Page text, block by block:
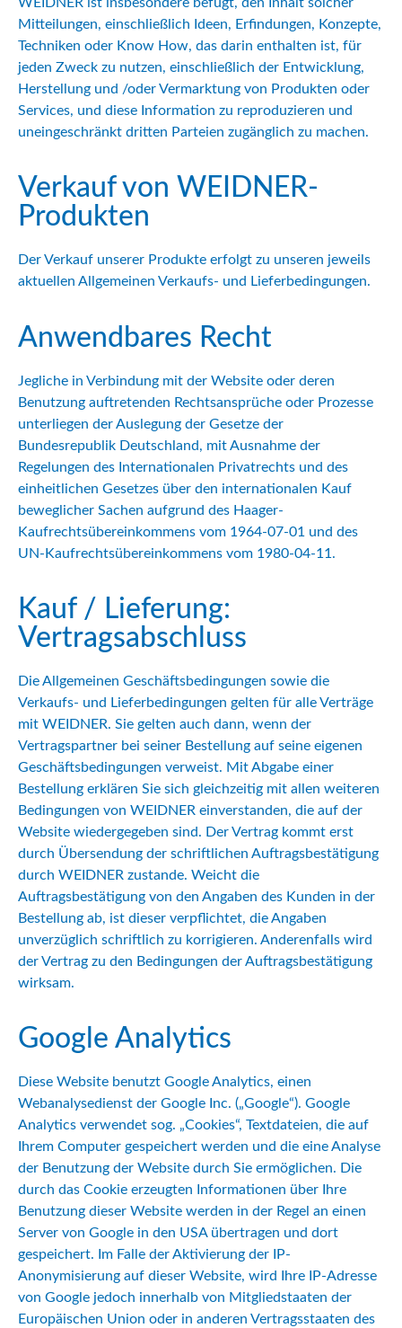
Mitteilungen, einschließlich Ideen, Erfindungen, Konzepte,
Techniken oder Know How, das darin enthalten ist, für
jeden Zweck zu nutzen, einschließlich der Entwicklung,
Herstellung und /oder Vermarktung von Produkten oder
Services, und diese Information zu reproduzieren und
uneingeschränkt dritten Parteien zugänglich zu machen.
Verkauf von WEIDNER-
Produkten
Der Verkauf unserer Produkte erfolgt zu unseren jeweils
aktuellen Allgemeinen Verkaufs- und Lieferbedingungen.
Anwendbares Recht
Jegliche in Verbindung mit der Website oder deren
Benutzung auftretenden Rechtsansprüche oder Prozesse
unterliegen der Auslegung der Gesetze der
Bundesrepublik Deutschland, mit Ausnahme der
Regelungen des Internationalen Privatrechts und des
einheitlichen Gesetzes über den internationalen Kauf
beweglicher Sachen aufgrund des Haager-
Kaufrechtsübereinkommens vom 1964-07-01 und des
UN-Kaufrechtsübereinkommens vom 1980-04-11.
Kauf / Lieferung:
Vertragsabschluss
Die Allgemeinen Geschäftsbedingungen sowie die
Verkaufs- und Lieferbedingungen gelten für alle Verträge
mit WEIDNER. Sie gelten auch dann, wenn der
Vertragspartner bei seiner Bestellung auf seine eigenen
Geschäftsbedingungen verweist. Mit Abgabe einer
Bestellung erklären Sie sich gleichzeitig mit allen weiteren
Bedingungen von WEIDNER einverstanden, die auf der
Website wiedergegeben sind. Der Vertrag kommt erst
durch Übersendung der schriftlichen Auftragsbestätigung
durch WEIDNER zustande. Weicht die
Auftragsbestätigung von den Angaben des Kunden in der
Bestellung ab, ist dieser verpflichtet, die Angaben
unverzüglich schriftlich zu korrigieren. Anderenfalls wird
der Vertrag zu den Bedingungen der Auftragsbestätigung
wirksam.
Google Analytics
Diese Website benutzt Google Analytics, einen
Webanalysedienst der Google Inc. („Google“). Google
Analytics verwendet sog. „Cookies“, Textdateien, die auf
Ihrem Computer gespeichert werden und die eine Analyse
der Benutzung der Website durch Sie ermöglichen. Die
durch das Cookie erzeugten Informationen über Ihre
Benutzung dieser Website werden in der Regel an einen
Server von Google in den USA übertragen und dort
gespeichert. Im Falle der Aktivierung der IP-
Anonymisierung auf dieser Website, wird Ihre IP-Adresse
von Google jedoch innerhalb von Mitgliedstaaten der
Europäischen Union oder in anderen Vertragsstaaten des